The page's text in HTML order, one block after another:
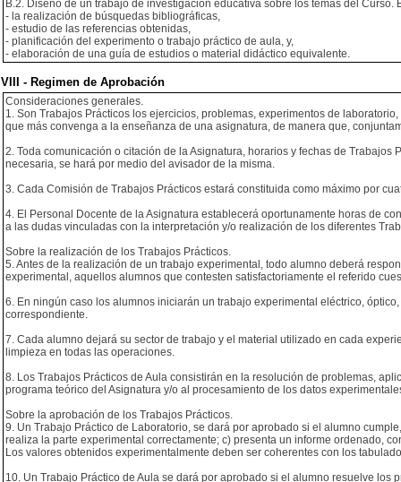
B.2. Diseño de un trabajo de investigación educativa sobre los temas del
- la realización de búsquedas bibliográficas,
- estudio de las referencias obtenidas,
- planificación del experimento o trabajo práctico de aula, y,
- elaboración de una guía de estudios o material didáctico equivalente.
VIII - Regimen de Aprobación
Consideraciones generales.
1. Son Trabajos Prácticos los ejercicios, problemas, experimentos de
que más convenga a la enseñanza de una asignatura, de manera que,
2. Toda comunicación o citación de la Asignatura, horarios y fechas de
necesaria, se hará por medio del avisador de la misma.
3. Cada Comisión de Trabajos Prácticos estará constituida como máximo por
4. El Personal Docente de la Asignatura establecerá oportunamente horas de
a las dudas vinculadas con la interpretación y/o realización de los diferentes
Sobre la realización de los Trabajos Prácticos.
5. Antes de la realización de un trabajo experimental, todo alumno deberá
experimental, aquellos alumnos que contesten satisfactoriamente el referido
6. En ningún caso los alumnos iniciarán un trabajo experimental eléctrico,
correspondiente.
7. Cada alumno dejará su sector de trabajo y el material utilizado en cada
limpieza en todas las operaciones.
8. Los Trabajos Prácticos de Aula consistirán en la resolución de problemas,
programa teórico del Asignatura y/o al procesamiento de los datos
Sobre la aprobación de los Trabajos Prácticos.
9. Un Trabajo Práctico de Laboratorio, se dará por aprobado si el alumno
realiza la parte experimental correctamente; c) presenta un informe ordenado,
Los valores obtenidos experimentalmente deben ser coherentes con los
10. Un Trabajo Práctico de Aula se dará por aprobado si el alumno resuelve